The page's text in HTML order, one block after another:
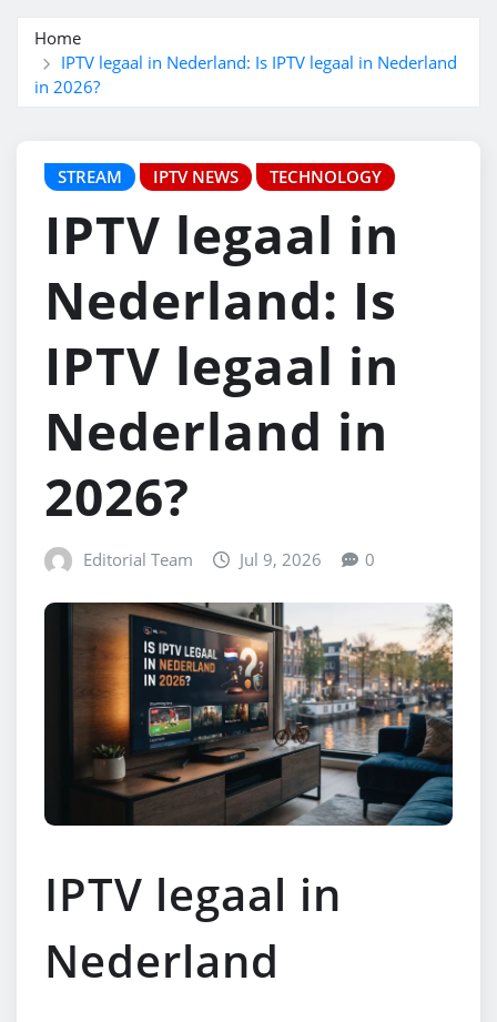
Home
IPTV legaal in Nederland: Is IPTV legaal in Nederland
in 2026?
STREAM IPTV NEWS TECHNOLOGY
IPTV legaal in
Nederland: Is
IPTV legaal in
Nederland in
2026?
Editorial Team Jul 9, 2026 0
IPTV legaal in
Nederland